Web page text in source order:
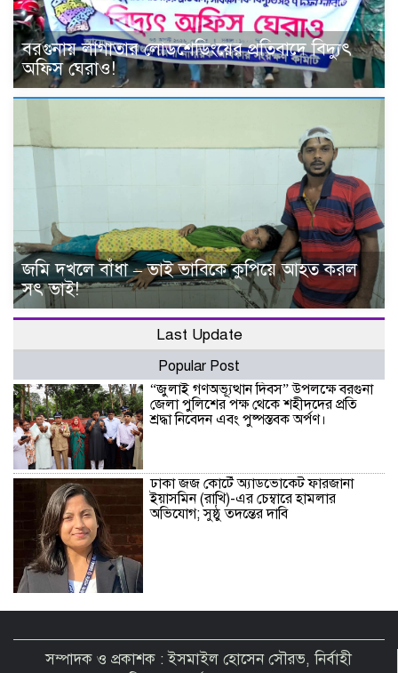
বরগুনায় লাগাতার লোডশেডিংয়ের প্রতিবাদে বিদ্যুৎ
অফিস ঘেরাও!
জমি দখলে বাঁধা – ভাই ভাবিকে কুপিয়ে আহত করল
সৎ ভাই!
Last Update
Popular Post
“জুলাই গণঅভ্যূত্থান দিবস” উপলক্ষে বরগুনা
জেলা পুলিশের পক্ষ থেকে শহীদদের প্রতি
শ্রদ্ধা নিবেদন এবং পুষ্পস্তবক অর্পণ।
ঢাকা জজ কোর্টে অ্যাডভোকেট ফারজানা
ইয়াসমিন (রাখি)-এর চেম্বারে হামলার
অভিযোগ; সুষ্ঠু তদন্তের দাবি
চিলাহাটিতে অটিজম ও প্রতিবন্ধী বিদ্যালয়ের
চালু করার অভিযোগে সংবাদ সম্মেলন
সম্পাদক ও প্রকাশক : ইসমাইল হোসেন সৌরভ, নির্বাহী